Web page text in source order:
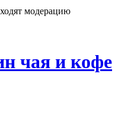
модерацию
чая и кофе